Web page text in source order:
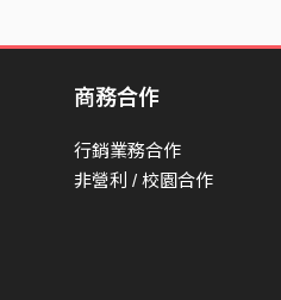
我還沒能成為溫柔的大人啊
沒能面對所有失落失望與孤獨
你聽著嗎
商務合作
行銷業務合作
非營利 / 校園合作